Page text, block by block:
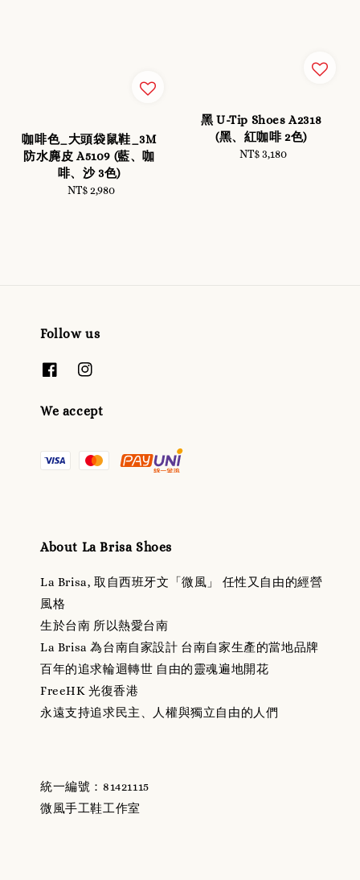
咖啡色_大頭袋鼠鞋_3M
防水麂皮 A5109 (藍、咖
啡、沙 3色)
Regular
NT$ 2,980
黑 U-Tip Shoes A2318
(黑、紅咖啡 2色)
Regular
NT$ 3,180
Follow us
We accept
About La Brisa Shoes
La Brisa, 取自西班牙文「微風」 任性又自由的經營
風格
生於台南 所以熱愛台南
La Brisa 為台南自家設計 台南自家生產的當地品牌
百年的追求輪迴轉世 自由的靈魂遍地開花
FreeHK 光復香港
永遠支持追求民主、人權與獨立自由的人們
統一編號：81421115
微風手工鞋工作室